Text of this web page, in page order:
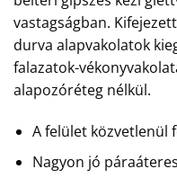
vastagságban.
durva alapvakolatok
falazatok-
alapozóréteg nélkül.
A felület közvetlenül
Nagyon jó